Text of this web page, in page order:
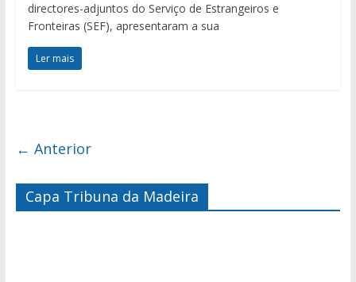
directores-adjuntos do Serviço de Estrangeiros e
Fronteiras (SEF), apresentaram a sua
Ler mais
← Anterior
Capa Tribuna da Madeira